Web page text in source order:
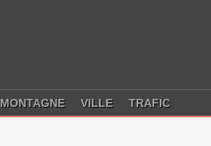
MONTAGNE VILLE TRAFIC